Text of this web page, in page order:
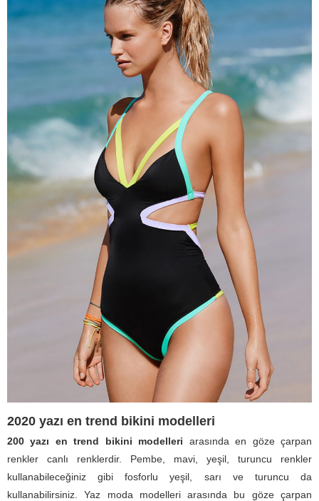
2020 yazı en trend bikini modelleri
200 yazı en trend bikini modelleri arasında en göze çarpan
renkler canlı renklerdir. Pembe, mavi, yeşil, turuncu renkler
kullanabileceğiniz gibi fosforlu yeşil, sarı ve turuncu da
kullanabilirsiniz. Yaz moda modelleri arasında bu göze çarpan